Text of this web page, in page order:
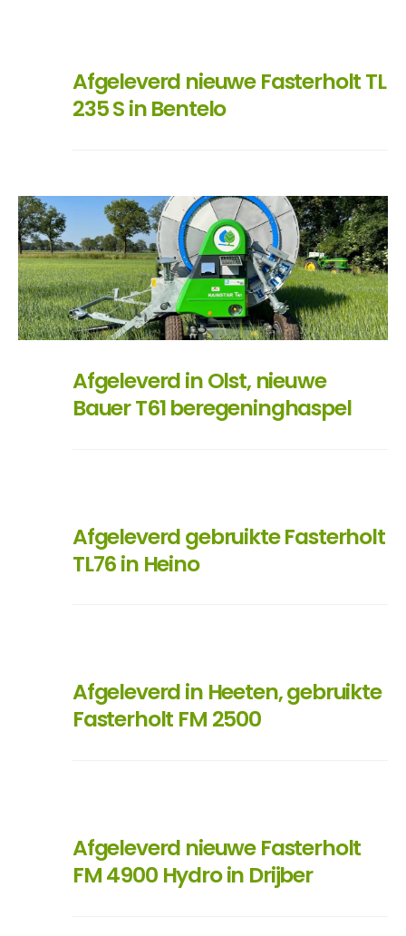
Afgeleverd nieuwe Fasterholt TL
235 S in Bentelo
Afgeleverd in Olst, nieuwe
Bauer T61 beregeninghaspel
Afgeleverd gebruikte Fasterholt
TL76 in Heino
Afgeleverd in Heeten, gebruikte
Fasterholt FM 2500
Afgeleverd nieuwe Fasterholt
FM 4900 Hydro in Drijber